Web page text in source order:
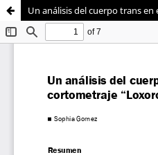
Sistema de
Bibliotecas
Facultad de
Ciencias Sociales
Un análisis del cuerpo trans